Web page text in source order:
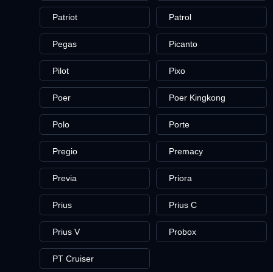
Patriot Patrol
Pegas Picanto
Pilot Pixo
Poer Poer Kingkong
Polo Porte
Pregio Premacy
Previa Priora
Prius Prius C
Prius V Probox
PT Cruiser